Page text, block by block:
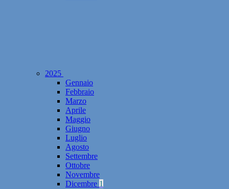
2025
Gennaio
Febbraio
Marzo
Aprile
Maggio
Giugno
Luglio
Agosto
Settembre
Ottobre
Novembre
Dicembre 1